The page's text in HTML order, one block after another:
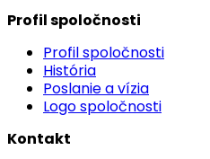
Profil spoločnosti
Profil spoločnosti
História
Poslanie a vízia
Logo spoločnosti
Kontakt